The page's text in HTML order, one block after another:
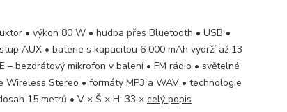
• výkon 80 W • hudba přes Bluetooth • USB •
AUX • baterie s kapacitou 6 000 mAh vydrží až 13
– bezdrátový mikrofon v balení • FM rádio • světelné
Wireless Stereo • formáty MP3 a WAV • technologie
15 metrů • V × Š × H: 33 × celý popis